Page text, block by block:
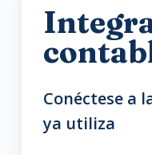
Conéctese a
ya utiliza